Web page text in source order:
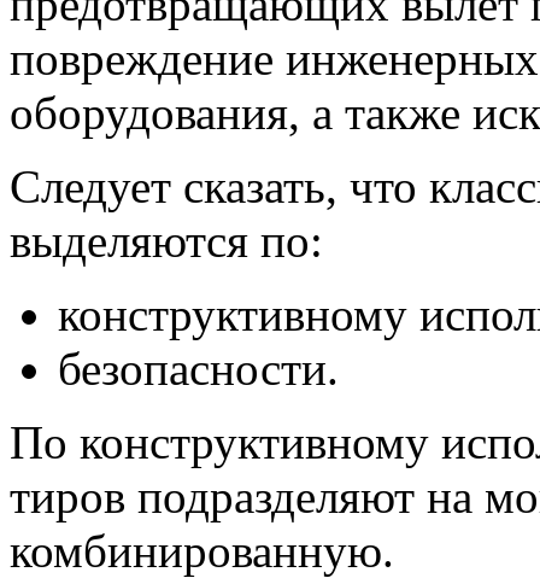
повреждение
оборудования, а также
Следует сказать, что
выделяются по:
конструктивному
безопасности.
По конструктивному
тиров подразделяют на
комбинированную.